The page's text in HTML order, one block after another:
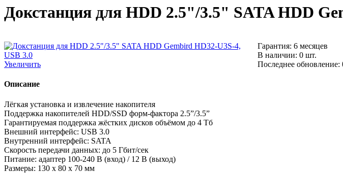
Докстанция для HDD 2.5"/3.5" SATA HDD
Увеличить
Гарантия: 6 месяцев
В наличии: 0 шт.
Последнее обновление:
Описание
Лёгкая установка и извлечение накопителя
Поддержка накопителей HDD/SSD форм-фактора 2.5”/3.5”
Гарантируемая поддержка жёстких дисков объёмом до 4 Тб
Внешний интерфейс: USB 3.0
Внутренний интерфейс: SATA
Скорость передачи данных: до 5 Гбит/сек
Питание: адаптер 100-240 В (вход) / 12 В (выход)
Размеры: 130 x 80 x 70 мм